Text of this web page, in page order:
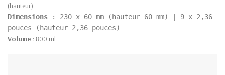
(hauteur)
Dimensions : 230 x 60 mm (hauteur 60 mm) | 9 x 2,36
pouces (hauteur 2,36 pouces)
Volume : 800 ml